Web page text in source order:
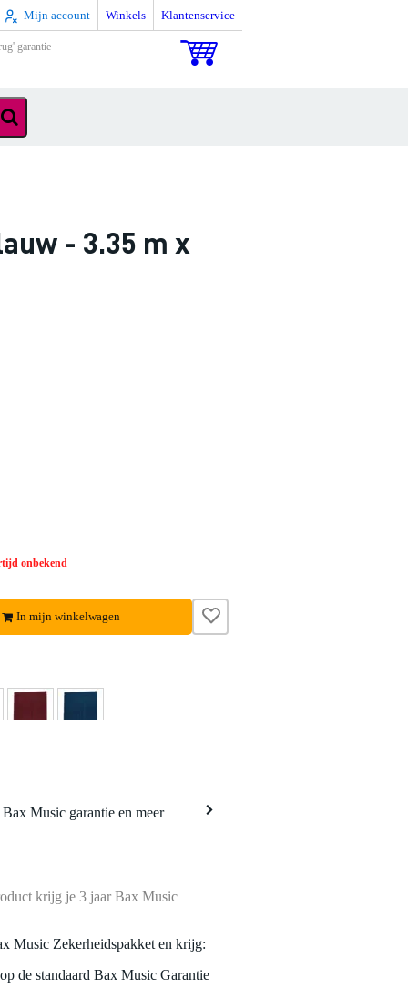
Mijn account Winkels Klantenservice
garantie
- 3.35 m x
onbekend
In mijn winkelwagen
Music garantie en meer
krijg je 3 jaar Bax Music
Music Zekerheidspakket en krijg:
de standaard Bax Music Garantie